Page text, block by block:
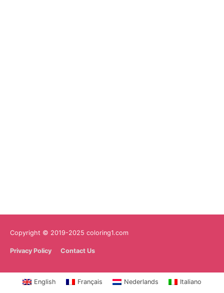
Copyright © 2019-2025 coloring1.com
Privacy Policy Contact Us
English Français Nederlands Italiano